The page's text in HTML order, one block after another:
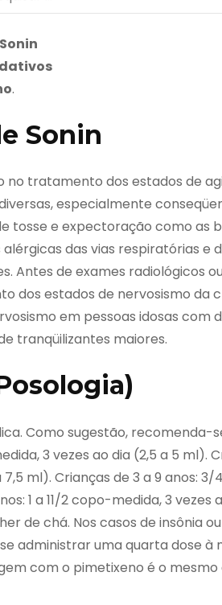
Sonin
.
Sonin
tratamento dos estados de
especialmente
tosse e expectoração como as
das vias respiratórias e
Antes de exames radiológicos
dos estados de nervosismo da
em pessoas idosas
tranqüilizantes maiores.
Como sugestão, recomenda-
3 vezes ao dia (2,5 a 5 ml).
ml). Crianças de 3 a 9 anos:
1 a 11/2 copo-medida, 3 vezes
de chá. Nos casos de insônia
administrar uma quarta dose à
com o pimetixeno é o